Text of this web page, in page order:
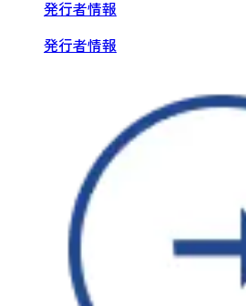
発行者情報
発行者情報